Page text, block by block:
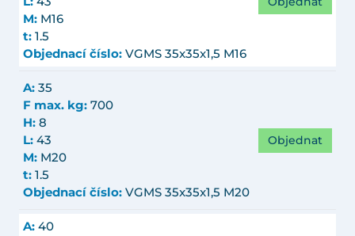
M: M16
t: 1.5
Objednací číslo: VGMS 35x35x1,5 M16
A: 35
F max. kg: 700
H: 8
L: 43
M: M20
t: 1.5
Objednací číslo: VGMS 35x35x1,5 M20
Objednat
A: 40